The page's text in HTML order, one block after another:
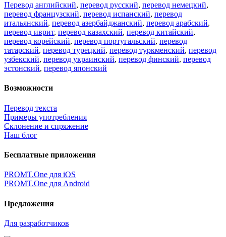
Перевод английский, перевод русский, перевод немецкий,
перевод французский, перевод испанский, перевод
итальянский, перевод азербайджанский, перевод арабский,
перевод иврит, перевод казахский, перевод китайский,
перевод корейский, перевод португальский, перевод
татарский, перевод турецкий, перевод туркменский, перевод
узбекский, перевод украинский, перевод финский, перевод
эстонский, перевод японский
Возможности
Перевод текста
Примеры употребления
Склонение и спряжение
Наш блог
Бесплатные приложения
PROMT.One для iOS
PROMT.One для Android
Предложения
Для разработчиков